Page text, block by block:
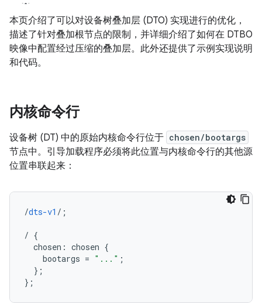
本页介绍了可以对设备树叠加层 (DTO) 实现进行的优化，
描述了针对叠加根节点的限制，并详细介绍了如何在 DTBO
映像中配置经过压缩的叠加层。此外还提供了示例实现说明
和代码。
内核命令行
设备树 (DT) 中的原始内核命令行位于 chosen/bootargs
节点中。引导加载程序必须将此位置与内核命令行的其他源
位置串联起来：
/dts-v1 /;
/ {
chosen : chosen {
bootargs = "..." ;
} ;
} ;